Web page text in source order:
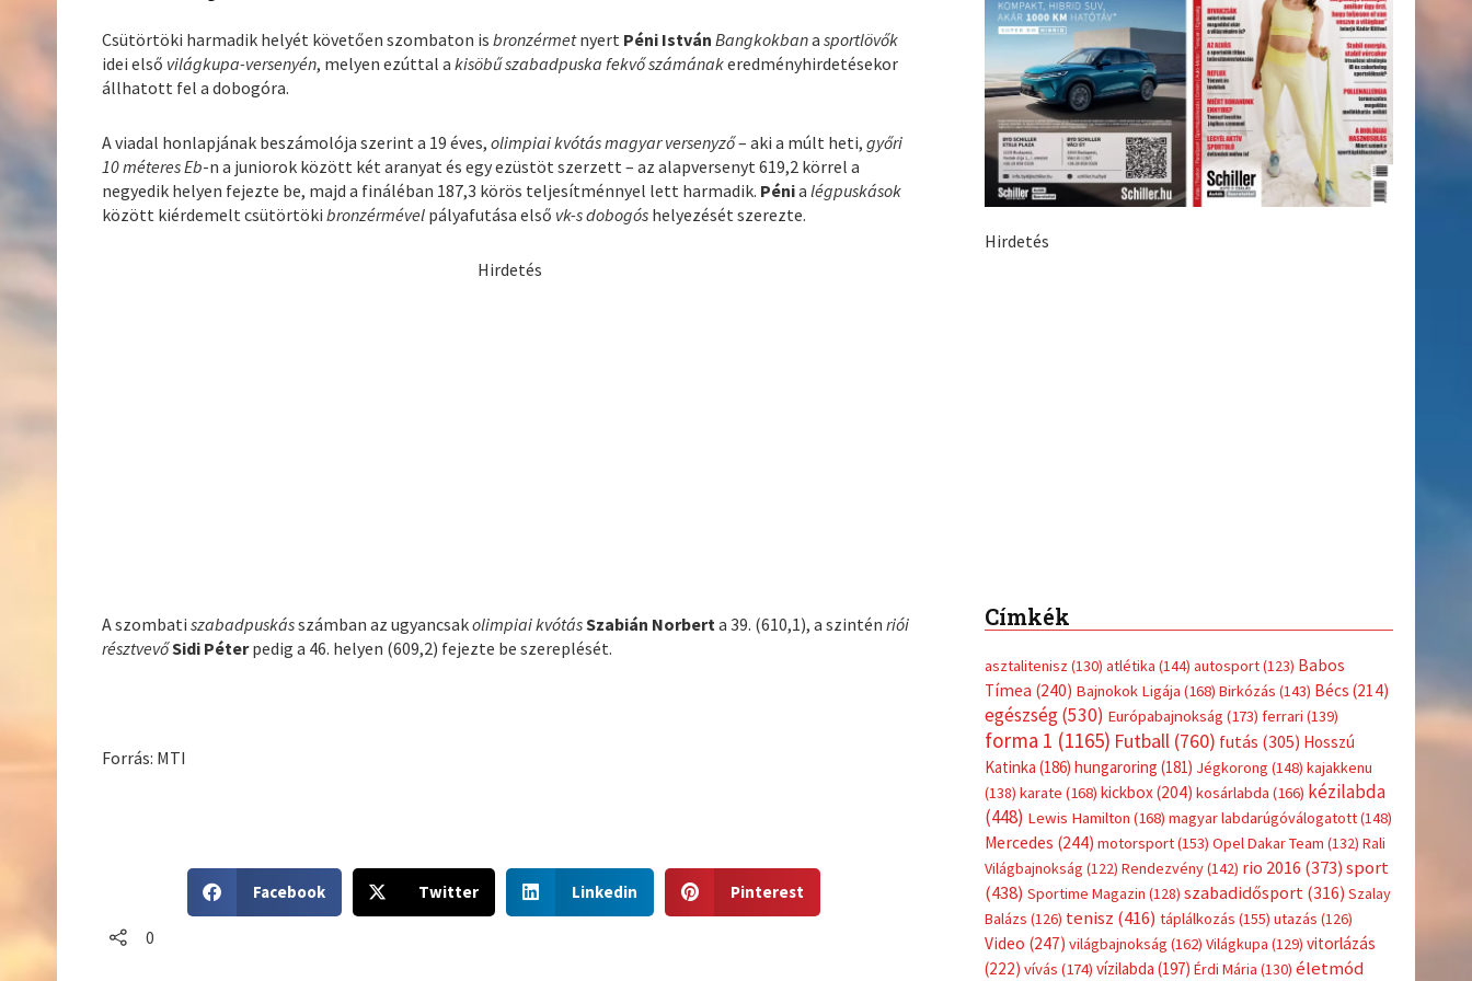
Csütörtöki harmadik helyét követően szombaton isbronzérmetnyert Péni István Bangkokbana sportlövők
idei első világkupa-versenyén, melyen ezúttal akisöbű szabadpuska fekvő számánakeredményhirdetésekor
állhatott fel a dobogóra.
A viadal honlapjának beszámolója szerint a 19 éves,olimpiai kvótás magyar versenyző– aki a múlt heti,győri
10 méteres Eb-n a juniorok között két aranyat és egy ezüstöt szerzett – az alapversenyt 619,2 körrel a
negyedik helyen fejezte be, majd a fináléban 187,3 körös teljesítménnyel lett harmadik. Pénialégpuskások
között kiérdemelt csütörtökibronzérmével pályafutása első vk-s dobogós helyezését szerezte.
Hirdetés
A szombatiszabadpuskásszámban az ugyancsakolimpiai kvótásSzabián Norbert a 39. (610,1), a szinténriói
résztvevőSidi Péterpedig a 46. helyen (609,2) fejezte be szereplését.
Forrás: MTI
h
Facebook
h
Twitter
h
Linkedin
h
Pinterest
0
Hirdetés